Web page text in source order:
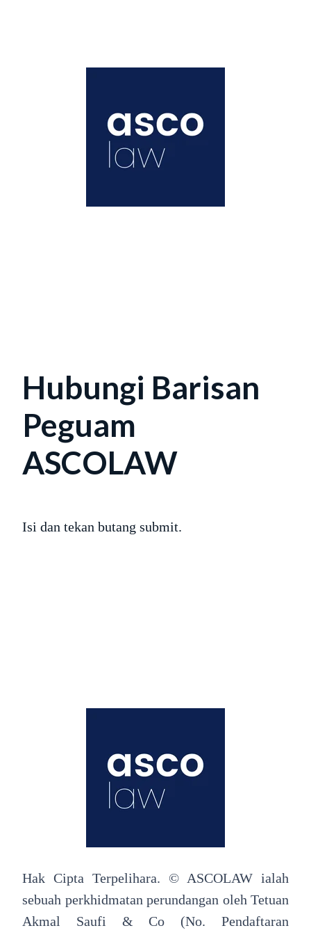
Hubungi Barisan
Peguam
ASCOLAW
Isi dan tekan butang submit.
Hak Cipta Terpelihara. © ASCOLAW ialah
sebuah perkhidmatan perundangan oleh Tetuan
Akmal Saufi & Co (No. Pendaftaran